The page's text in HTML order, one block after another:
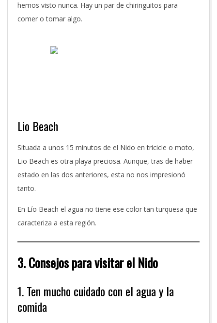
hemos visto nunca. Hay un par de chiringuitos para
comer o tomar algo.
Lio Beach
Situada a unos 15 minutos de el Nido en tricicle o moto,
Lio Beach es otra playa preciosa. Aunque, tras de haber
estado en las dos anteriores, esta no nos impresionó
tanto.
En Lío Beach el agua no tiene ese color tan turquesa que
caracteriza a esta región.
3. Consejos para visitar el Nido
1. Ten mucho cuidado con el agua y la
comida